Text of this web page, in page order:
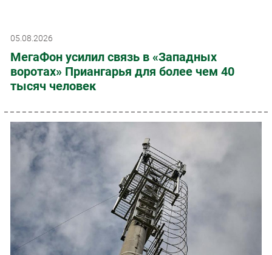
05.08.2026
МегаФон усилил связь в «Западных
воротах» Приангарья для более чем 40
тысяч человек